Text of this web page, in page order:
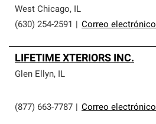
West Chicago, IL
(630) 254-2591
Correo electrónico
LIFETIME XTERIORS INC.
Glen Ellyn, IL
(877) 663-7787 Correo electrónico